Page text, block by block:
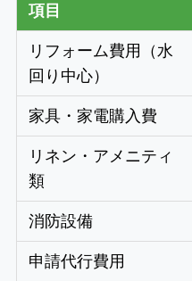
項目
リフォーム費用（水
回り中心）
家具・家電購入費
リネン・アメニティ
類
消防設備
申請代行費用